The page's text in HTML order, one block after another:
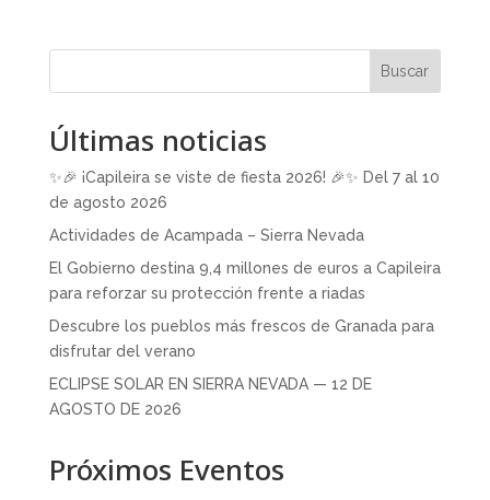
Buscar
Últimas noticias
✨🎉 ¡Capileira se viste de fiesta 2026! 🎉✨ Del 7 al 10
de agosto 2026
Actividades de Acampada – Sierra Nevada
El Gobierno destina 9,4 millones de euros a Capileira
para reforzar su protección frente a riadas
Descubre los pueblos más frescos de Granada para
disfrutar del verano
ECLIPSE SOLAR EN SIERRA NEVADA — 12 DE
AGOSTO DE 2026
Próximos Eventos